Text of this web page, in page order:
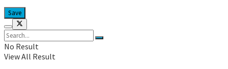
No Result
View All Result